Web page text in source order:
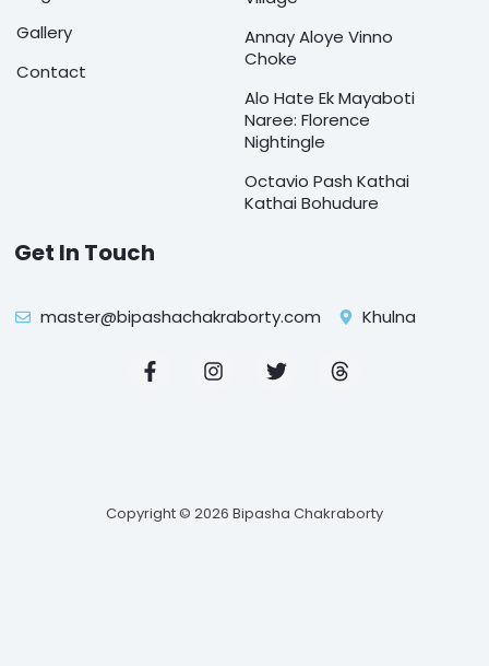
Gallery
Contact
Annay Aloye Vinno
Choke
Alo Hate Ek Mayaboti
Naree: Florence
Nightingle
Octavio Pash Kathai
Kathai Bohudure
Get In Touch
master@bipashachakraborty.com Khulna
F
a
k
-
I
n
a
m
T
w
T
h
Copyright © 2026 Bipasha Chakraborty